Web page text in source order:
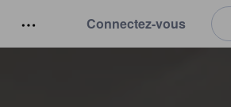
Connectez-vous